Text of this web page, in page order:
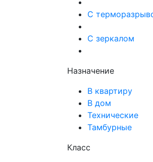
С
С зеркалом
Назначение
В квартиру
В дом
Технические
Тамбурные
Класс